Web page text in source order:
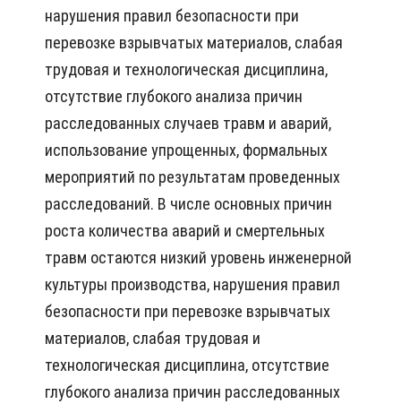
нарушения правил безопасности при
перевозке взрывчатых материалов, слабая
трудовая и технологическая дисциплина,
отсутствие глубокого анализа причин
расследованных случаев травм и аварий,
использование упрощенных, формальных
мероприятий по результатам проведенных
расследований. В числе основных причин
роста количества аварий и смертельных
травм остаются низкий уровень инженерной
культуры производства, нарушения правил
безопасности при перевозке взрывчатых
материалов, слабая трудовая и
технологическая дисциплина, отсутствие
глубокого анализа причин расследованных